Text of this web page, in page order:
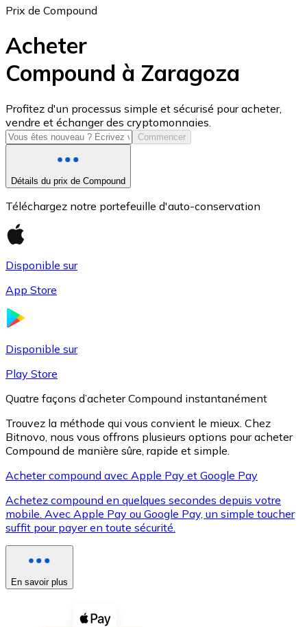
USD Coin
USDC
XRP
XRP
Voir toutes
Coupons crypto
Prix de Compound
Acheter
Compound à Zaragoza
Profitez d'un processus simple et sécurisé pour acheter,
vendre et échanger des cryptomonnaies.
Commencer
Détails du prix de Compound
Téléchargez notre portefeuille d'auto-conservation
Disponible sur
App Store
Disponible sur
Play Store
Quatre façons d’acheter Compound instantanément
Trouvez la méthode qui vous convient le mieux. Chez
Bitnovo, nous vous offrons plusieurs options pour acheter
Compound de manière sûre, rapide et simple.
Acheter compound avec Apple Pay et Google Pay
Achetez compound en quelques secondes depuis votre
mobile. Avec Apple Pay ou Google Pay, un simple toucher
suffit pour payer en toute sécurité.
En savoir plus